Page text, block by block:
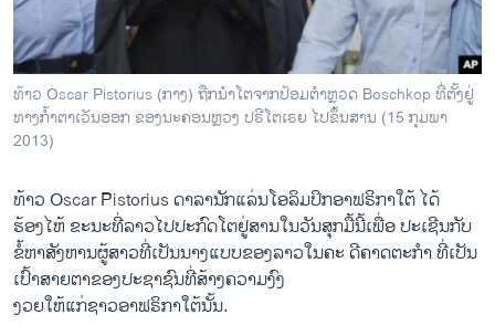
ທຸລະກິດ
ພາສາອັງກິດ
ວີດີໂອ
ສຽງ
ລາຍການກະຈາຍສຽງ
ລາຍງານ
ຕິດຕາມພວກເຮົາ ທີ່
ພາສາຕ່າງໆ
ທ້າວ Oscar Pistorius (ກາງ) ຖືກນຳໂຕຈາກປ້ອມຕຳຫຼວດ Boschkop ທີ່ຕັ້ງຢູ່
ທາງກໍ້າຕາເວັນອອກ ຂອງນະຄອນຫຼວງ ປຣີໂຕເຣຍ ໄປຂຶ້ນສານ (15 ກຸມພາ
2013)
ທ້າວ Oscar Pistorius ດາລານັກແລ່ນໂອລິມປິກອາຟຣິກາໃຕ້ ໄດ້
ຮ້ອງໄຫ້ ຂະນະທີ່ລາວໄປປະກົດໂຕຢູ່ສານໃນວັນສຸກມື້ນີ້ເພື່ອ ປະເຊີນກັບ
ຂໍ້ຫາສັງຫານຜູ້ສາວທີ່ເປັນນາງແບບຂອງລາວໃນຄະ ດີຄາດຕະກຳ ທີ່ເປັນ
ເປົ້າສາຍຕາຂອງປະຊາຊົນທີ່ສ້າງຄວາມງົງ
ງວຍໃຫ້ແກ່ຊາວອາຟຣິກາໃຕ້ນັ້ນ.